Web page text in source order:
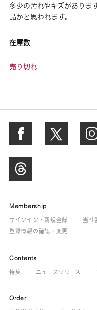
多少の汚れやキズがありま
品かと思われます。
在庫数
売り切れ
Membership
サインイン・新規登録
当社
登録情報の確認・変更
Contents
特集 ニュースリリース
Order